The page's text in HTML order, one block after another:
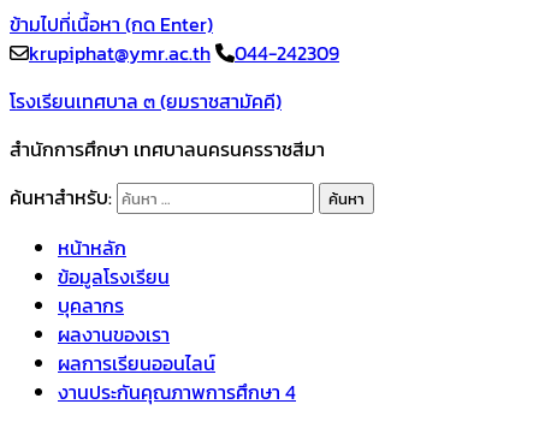
ข้ามไปที่เนื้อหา (กด Enter)
krupiphat@ymr.ac.th
044-242309
โรงเรียนเทศบาล ๓ (ยมราชสามัคคี)
สำนักการศึกษา เทศบาลนครนครราชสีมา
ค้นหาสำหรับ:
หน้าหลัก
ข้อมูลโรงเรียน
บุคลากร
ผลงานของเรา
ผลการเรียนออนไลน์
งานประกันคุณภาพการศึกษา 4